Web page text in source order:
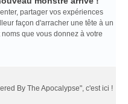
partager vos expériences
façon d'arracher une tête à un
que vous donnez à votre
By The Apocalypse", c'est ici !